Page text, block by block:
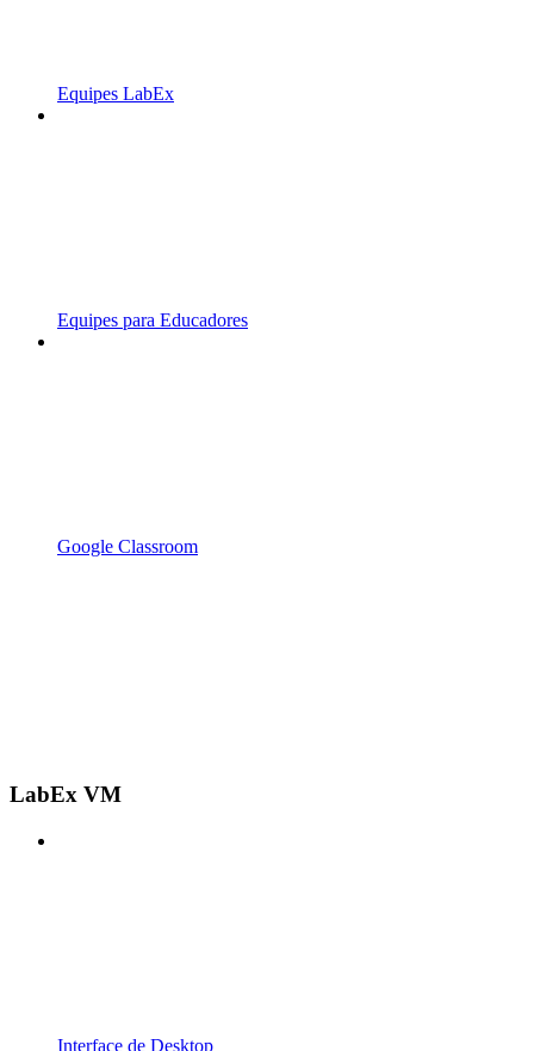
Equipes LabEx
Equipes para Educadores
Google Classroom
LabEx VM
Interface de Desktop